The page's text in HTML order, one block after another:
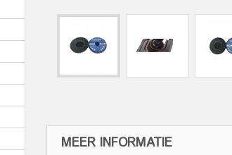
MEER INFORMATIE